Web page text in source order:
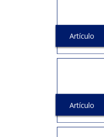
Artículo
Artículo